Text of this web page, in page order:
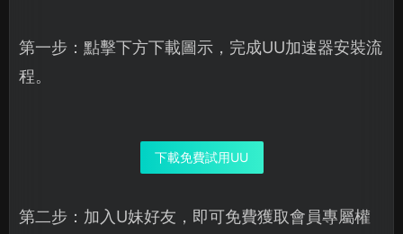
第一步：點擊下方下載圖示，完成UU加速器安裝流
程。
下載免費試用UU
第二步：加入U妹好友，即可免費獲取會員專屬權